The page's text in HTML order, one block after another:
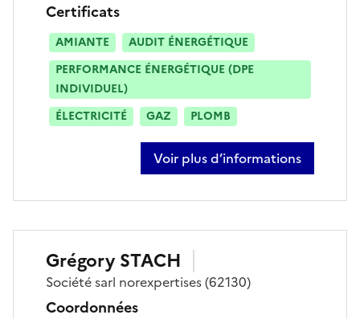
Certificats
AMIANTE
AUDIT ÉNERGÉTIQUE
PERFORMANCE ÉNERGÉTIQUE (DPE
INDIVIDUEL)
ÉLECTRICITÉ
GAZ PLOMB
Voir plus d’informations
sur maxime pruvot
Grégory STACH
Sociétésarl norexpertises(62130)
Coordonnées